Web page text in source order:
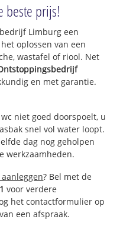
beste prijs!
Limburg een
oplossen van een
wastafel of riool. Net
en met garantie.
niet goed doorspoelt, u
snel vol water loopt.
dag nog geholpen
werkzaamheden.
? Bel met de
voor verdere
het contactformulier op
een afspraak.